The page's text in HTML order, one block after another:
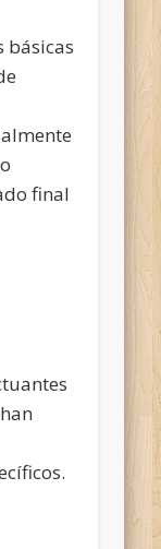
básicas
final